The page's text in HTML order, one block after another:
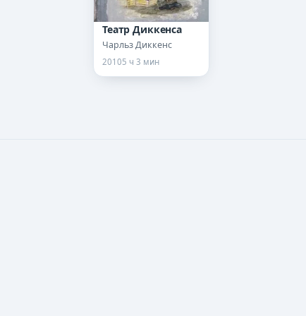
Театр Диккенса
Чарльз Диккенс
20105 ч 3 мин